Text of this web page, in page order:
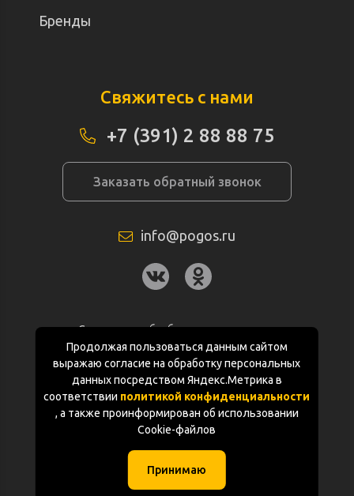
Продолжая пользоваться данным сайтом
выражаю согласие на обработку персональных
данных посредством Яндекс.Метрика в
соответствии политикой конфиденциальности
, а также проинформирован об использовании
Cookie-файлов
Принимаю
Бренды
Свяжитесь с нами
+7 (391) 2 88 88 75
Заказать обратный звонок
info@pogos.ru
Согласие на обработку персональных
данных
Политика конфиденциальности
Документация
(с) «POGOS.ru» 2010-2026 (ИП Чивчян М.Р.)